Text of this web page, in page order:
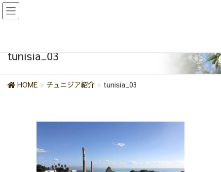
tunisia_03
HOME チュニジア紹介 tunisia_03